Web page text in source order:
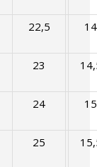
22,5 14
23
24 15
25